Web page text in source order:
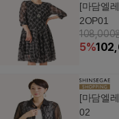
[마담엘
2OP01
108,000
5%
[마담엘
02